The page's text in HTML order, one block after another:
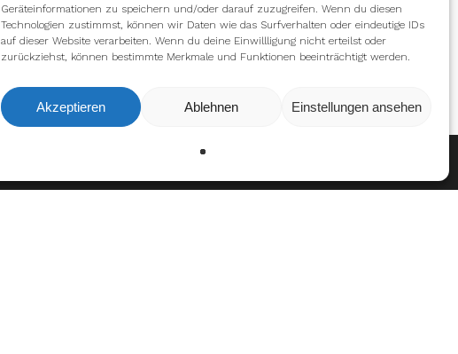
Geräteinformationen zu speichern und/oder darauf zuzugreifen. Wenn du diesen
Technologien zustimmst, können wir Daten wie das Surfverhalten oder eindeutige IDs
auf dieser Website verarbeiten. Wenn du deine Einwillligung nicht erteilst oder
zurückziehst, können bestimmte Merkmale und Funktionen beeinträchtigt werden.
Akzeptieren Ablehnen Einstellungen ansehen